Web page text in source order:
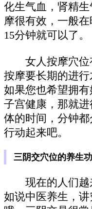
化生气血，肾精
摩很有效，一般
15分钟就可以了。
女人按摩穴位
按摩要长期的进行
如果您也希望拥有
子宫健康，那就
体的时间，分钟
行动起来吧。
三阴交穴位的养生
现在的人们越
如说中医养生，